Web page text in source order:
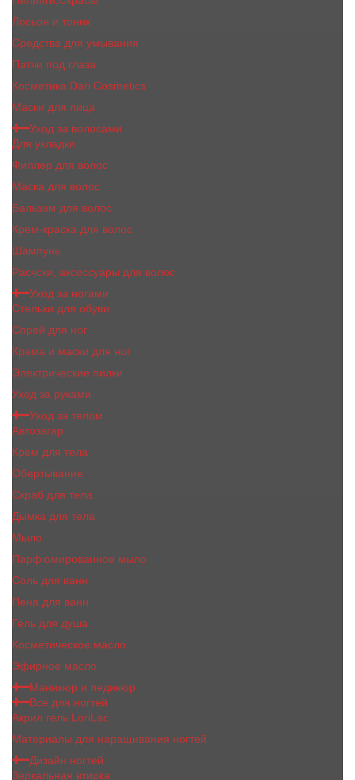
Лосьон и тоник
Средства для умывания
Патчи под глаза
Косметика Dari Cosmetics
Маски для лица
Уход за волосами
Для укладки
Филлер для волос
Маска для волос
Бальзам для волос
Крем-краска для волос
Шампунь
Расчски, аксессуары для волос
Уход за ногами
Стельки для обуви
Спрей для ног
Крема и маски для ног
Электрические пилки
Уход за руками
Уход за телом
Автозагар
Крем для тела
Обертывание
Скраб для тела
Дымка для тела
Мыло
Парфюмированное мыло
Соль для ванн
Пена для ванн
Гель для душа
Косметическое масло
Эфирное масло
Маникюр и педикюр
Все для ногтей
Акрил гель LoriLac
Материалы для наращивания ногтей
Дизайн ногтей
Зеркальная втирка